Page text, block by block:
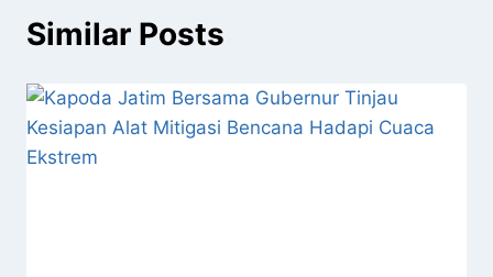
Similar Posts